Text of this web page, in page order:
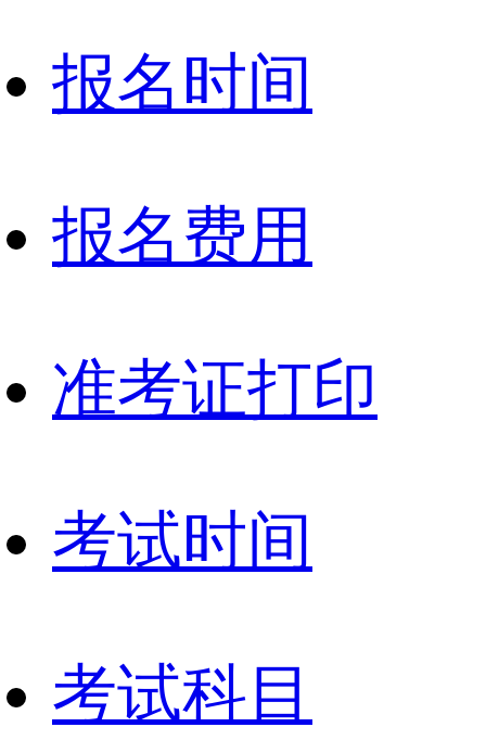
报名时间
报名费用
准考证打印
考试时间
考试科目